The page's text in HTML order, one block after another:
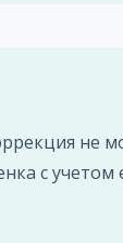
не
с учетом